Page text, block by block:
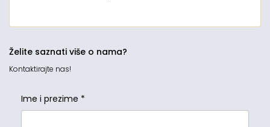
Želite saznati više o nama?
Kontaktirajte nas!
Ime i prezime *